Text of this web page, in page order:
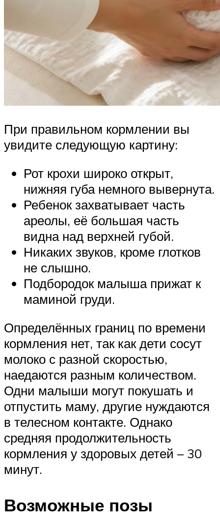
При правильном кормлении вы
увидите следующую картину:
Рот крохи широко открыт,
нижняя губа немного вывернута.
Ребенок захватывает часть
ареолы, её большая часть
видна над верхней губой.
Никаких звуков, кроме глотков
не слышно.
Подбородок малыша прижат к
маминой груди.
Определённых границ по времени
кормления нет, так как дети сосут
молоко с разной скоростью,
наедаются разным количеством.
Одни малыши могут покушать и
отпустить маму, другие нуждаются
в телесном контакте. Однако
средняя продолжительность
кормления у здоровых детей – 30
минут.
Возможные позы